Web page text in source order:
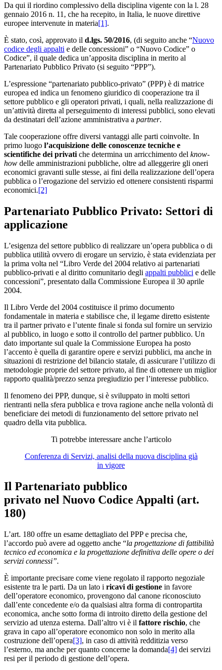
Da qui il riordino complessivo della disciplina vigente con la l. 28
gennaio 2016 n. 11, che ha recepito, in Italia, le nuove direttive
europee intervenute in materia[1].
È stato, così, approvato il d.lgs. 50/2016, (di seguito anche “Nuovo
codice degli appalti e delle concessioni” o “Nuovo Codice” o
Codice”, il quale dedica un’apposita disciplina in merito al
Partenariato Pubblico Privato (si seguito “PPP”).
L’espressione “partenariato pubblico-privato” (PPP) è di matrice
europea ed indica un fenomeno giuridico di cooperazione tra il
settore pubblico e gli operatori privati, i quali, nella realizzazione di
un’attività diretta al perseguimento di interessi pubblici, sono elevati
da destinatari dell’azione amministrativa a partner.
Tale cooperazione offre diversi vantaggi alle parti coinvolte. In
primo luogo l’acquisizione delle conoscenze tecniche e
scientifiche dei privati che determina un arricchimento del know-
how delle amministrazioni pubbliche, oltre ad alleggerire gli oneri
economici gravanti sulle stesse, ai fini della realizzazione dell’opera
pubblica o l’erogazione del servizio ed ottenere consistenti risparmi
economici.[2]
Partenariato Pubblico Privato: Settori di
applicazione
L’esigenza del settore pubblico di realizzare un’opera pubblica o di
pubblica utilità ovvero di erogare un servizio, è stata evidenziata per
la prima volta nel “Libro Verde del 2004 relativo ai partenariati
pubblico-privati e al diritto comunitario degli appalti pubblici e delle
concessioni”, presentato dalla Commissione Europea il 30 aprile
2004.
Il Libro Verde del 2004 costituisce il primo documento
fondamentale in materia e stabilisce che, il legame diretto esistente
tra il partner privato e l’utente finale si fonda sul fornire un servizio
al pubblico, in luogo e sotto il controllo del partner pubblico. Un
dato importante sul quale la Commissione Europea ha posto
l’accento è quella di garantire opere e servizi pubblici, ma anche in
situazioni di restrizione del bilancio statale, di assicurare l’utilizzo di
metodologie proprie del settore privato, al fine di ottenere un miglior
rapporto qualità/prezzo senza pregiudizio per l’interesse pubblico.
Il fenomeno dei PPP, dunque, si è sviluppato in molti settori
rientranti nella sfera pubblica e trova ragione anche nella volontà di
beneficiare dei metodi di funzionamento del settore privato nel
quadro della vita pubblica.
Ti potrebbe interessare anche l’articolo
Conferenza di Servizi, analisi della nuova disciplina già
in vigore
Il Partenariato pubblico
privato nel Nuovo Codice Appalti (art.
180)
L’art. 180 offre un esame dettagliato del PPP e precisa che,
l’accordo può avere ad oggetto anche “la progettazione di fattibilità
tecnico ed economica e la progettazione definitiva delle opere o dei
servizi connessi”.
È importante precisare come viene regolato il rapporto negoziale
esistente tra le parti. Da un lato i ricavi di gestione in favore
dell’operatore economico, provengono dal canone riconosciuto
dall’ente concedente e/o da qualsiasi altra forma di contropartita
economica, anche sotto forma di introito diretto della gestione del
servizio ad utenza esterna. Dall’altro vi è il fattore rischio, che
grava in capo all’operatore economico non solo in merito alla
costruzione dell’opera[3], in caso di attività redditizia verso
l’esterno, ma anche per quanto concerne la domanda[4] dei servizi
resi per il periodo di gestione dell’opera.